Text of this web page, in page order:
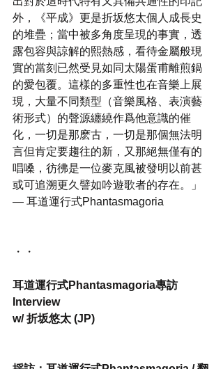
外，《平成》更是折坂悠太個人成長史
的堆疊；當中被多角度呈現的事實，透
露包容與諒解的熙熱感，看待金屬般現
實的當刻已然受見如同太陽蛋甫離煎鍋
的愛包覆。這樣的多重性也在音樂上展
現，大量不同類型（音樂風格、表演藝
術形式）的聲源纏繞作爲他意識的催
化，一切是那麽古，一切是那個無法明
言但肯定要趨往的新，又那絕無僅有的
唱嗓，彷彿是一位麥克風被發明以前甚
或可追溯更久譬如吟遊歌者的存在。」
— 耳道運行式Phantasmagoria
・・
耳道運行式Phantasmagoria專訪
Interview
w/ 折坂悠太 (JP)